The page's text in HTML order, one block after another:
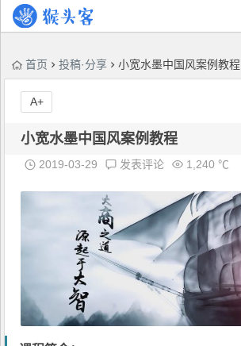
首页 投稿·分享 小宽水墨中国风案例教程
小宽水墨中国风案例教程
2019-03-29 发表评论 1,240 ℃
A+